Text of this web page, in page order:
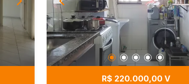
R$ 220.000,00 V